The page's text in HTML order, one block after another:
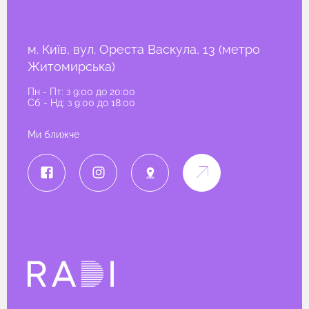
м. Київ, вул. Ореста Васкула, 13 (метро
Житомирська)
Пн - Пт: з 9:00 до 20:00
Сб - Нд: з 9:00 до 18:00
Ми ближче